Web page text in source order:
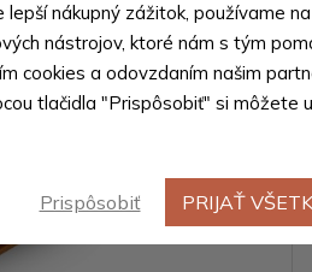
nákupný zážitok, používame
nástrojov, ktoré nám s tým
cookies a odovzdaním našim
tlačidla "Prispôsobiť" si môžete
Prispôsobiť PRIJAŤ